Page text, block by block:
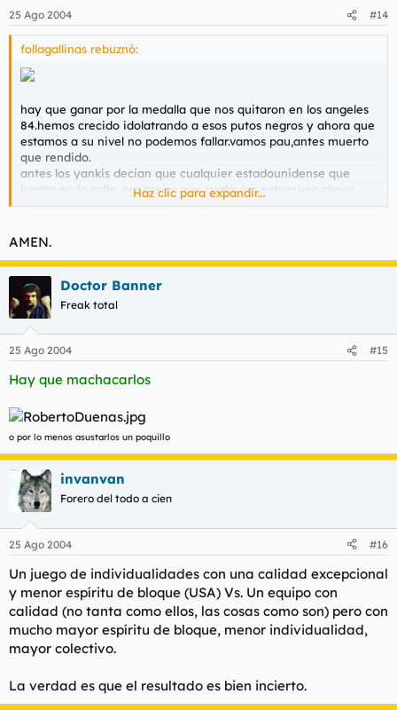
25 Ago 2004 #14
follagallinas rebuznó:
hay que ganar por la medalla que nos quitaron en los angeles
84.hemos crecido idolatrando a esos putos negros y ahora que
estamos a su nivel no podemos fallar.vamos pau,antes muerto
que rendido.
antes los yankis decian que cualquier estadounidense que
jugara en la calle ,era mejor que cualquier extranjero.ahora
pensaran lo mismo¿?¿?¿?jejeje.por españa,por el rey,por franco
la derrota no es una opcion¡¡¡¡¡¡¡¡¡¡¡¡¡¡¡¡¡
Haz clic para expandir...
AMEN.
Doctor Banner
Freak total
25 Ago 2004 #15
Hay que machacarlos
o por lo menos asustarlos un poquillo
invanvan
Forero del todo a cien
25 Ago 2004 #16
Un juego de individualidades con una calidad excepcional
y menor espíritu de bloque (USA) Vs. Un equipo con
calidad (no tanta como ellos, las cosas como son) pero con
mucho mayor espíritu de bloque, menor individualidad,
mayor colectivo.
La verdad es que el resultado es bien incierto.